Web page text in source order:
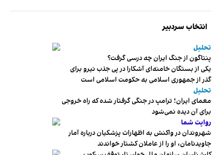
انتخاب سردبیر
تحلیل
پنتاگون از جنگ ایران چه درسی گرفت؟
یکی از بستگان خامنه‌ای آشکارا در پی جذب نیرو برای
گذر از جمهوری اسلامی به حکومت اسلامی است
تحلیل
معمای ایران؛ ترامپ در جنگی گرفتار شده که راه خروجی
برای آن دیده نمی‌شود
روایت شما
شهروندان در واکنش به اظهارات پزشکیان درباره آمار
جاویدنامان، او را از عاملان کشتار خواندند